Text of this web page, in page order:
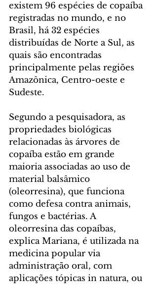
existem 96 espécies de copaíba
registradas no mundo, e no
Brasil, há 32 espécies
distribuídas de Norte a Sul, as
quais são encontradas
principalmente pelas regiões
Amazônica, Centro-oeste e
Sudeste.
Segundo a pesquisadora, as
propriedades biológicas
relacionadas às árvores de
copaíba estão em grande
maioria associadas ao uso de
material balsâmico
(oleorresina), que funciona
como defesa contra animais,
fungos e bactérias. A
oleorresina das copaíbas,
explica Mariana, é utilizada na
medicina popular via
administração oral, com
aplicações tópicas in natura, ou